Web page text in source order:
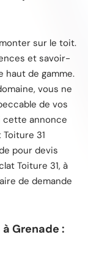
sur le toit.
et savoir-
de gamme.
vous ne
de vos
cette annonce
31
pour devis
Toiture 31, à
de demande
Grenade :